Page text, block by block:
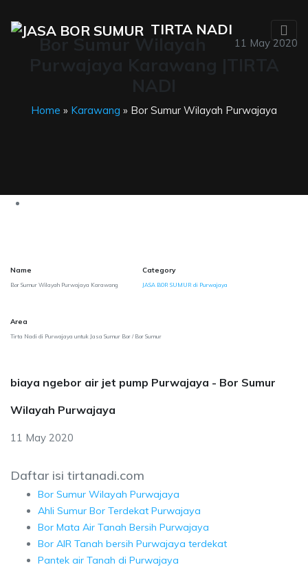
TIRTA NADI
11 May 2020
Home » Karawang » Bor Sumur Wilayah Purwajaya
Name
Bor Sumur Wilayah Purwajaya Karawang
Category
JASA BOR SUMUR di Purwajaya
Area
Tirta Nadi di Purwajaya untuk Jasa Sumur Bor / Bor Sumur
biaya ngebor air jet pump Purwajaya - Bor Sumur
Wilayah Purwajaya
11 May 2020
Daftar isi tirtanadi.com
Bor Sumur Wilayah Purwajaya
Ahli Sumur Bor Terdekat Purwajaya
Bor Mata Air Tanah Bersih Purwajaya
Bor AIR Tanah bersih Purwajaya terdekat
Pantek air Tanah di Purwajaya